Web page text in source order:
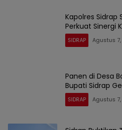
Kapolres Sidrap
Perkuat Sinergi
SIDRAP Agustus
Panen di Desa
Bupati Sidrap
SIDRAP Agustus